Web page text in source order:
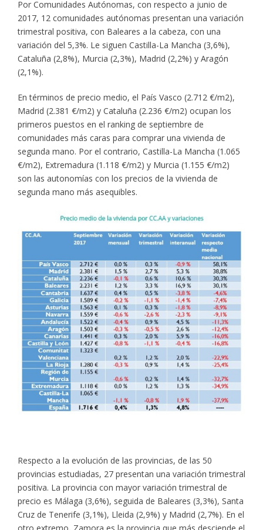
Por Comunidades Autónomas, con respecto a junio de
2017, 12 comunidades autónomas presentan una variación
trimestral positiva, con Baleares a la cabeza, con una
variación del 5,3%. Le siguen Castilla-La Mancha (3,6%),
Cataluña (2,8%), Murcia (2,3%), Madrid (2,2%) y Aragón
(2,1%).
En términos de precio medio, el País Vasco (2.712 €/m2),
Madrid (2.381 €/m2) y Cataluña (2.236 €/m2) ocupan los
primeros puestos en el ranking de septiembre de
comunidades más caras para comprar una vivienda de
segunda mano. Por el contrario, Castilla-La Mancha (1.065
€/m2), Extremadura (1.118 €/m2) y Murcia (1.155 €/m2)
son las autonomías con los precios de la vivienda de
segunda mano más asequibles.
Respecto a la evolución de las provincias, de las 50
provincias estudiadas, 27 presentan una variación trimestral
positiva. La provincia con mayor variación trimestral de
precio es Málaga (3,6%), seguida de Baleares (3,3%), Santa
Cruz de Tenerife (3,1%), Lleida (2,9%) y Madrid (2,7%). En el
otro extremo, Zamora es la provincia que más desciende el